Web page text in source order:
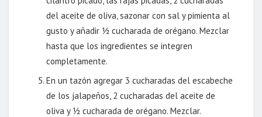
del aceite de oliva, sazonar con sal y pimienta al
gusto y añadir ½ cucharada de orégano. Mezclar
hasta que los ingredientes se integren
completamente.
En un tazón agregar 3 cucharadas del escabeche
de los jalapeños, 2 cucharadas del aceite de
oliva y ½ cucharada de orégano. Mezclar.